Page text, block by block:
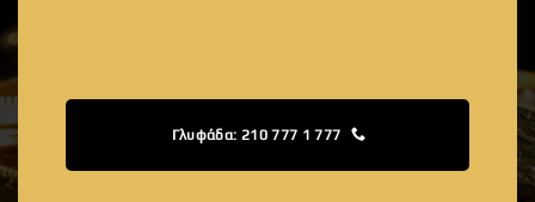
Γλυφάδα: 210 777 1 777